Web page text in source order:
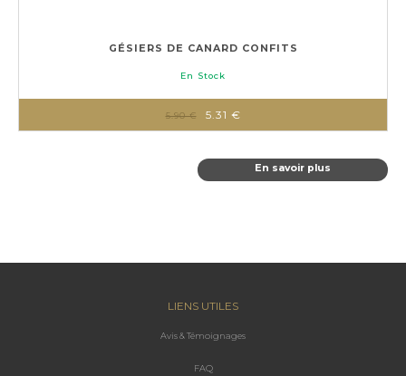
GÉSIERS DE CANARD CONFITS
En Stock
5.90 € 5.31 €
En savoir plus
LIENS UTILES
Avis & Témoignages
FAQ